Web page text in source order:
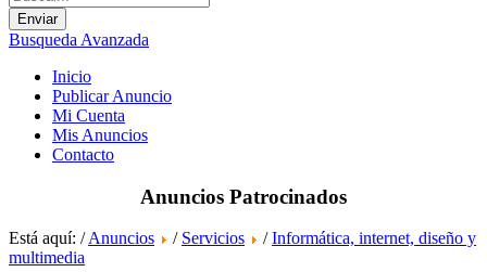
Busqueda Avanzada
Inicio
Publicar Anuncio
Mi Cuenta
Mis Anuncios
Contacto
Anuncios Patrocinados
Está aquí: /Anuncios / Servicios /Informática, internet, diseño y
multimedia